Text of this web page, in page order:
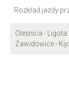
Rozkład jazdy
Oleśnica -
Zawidowice -